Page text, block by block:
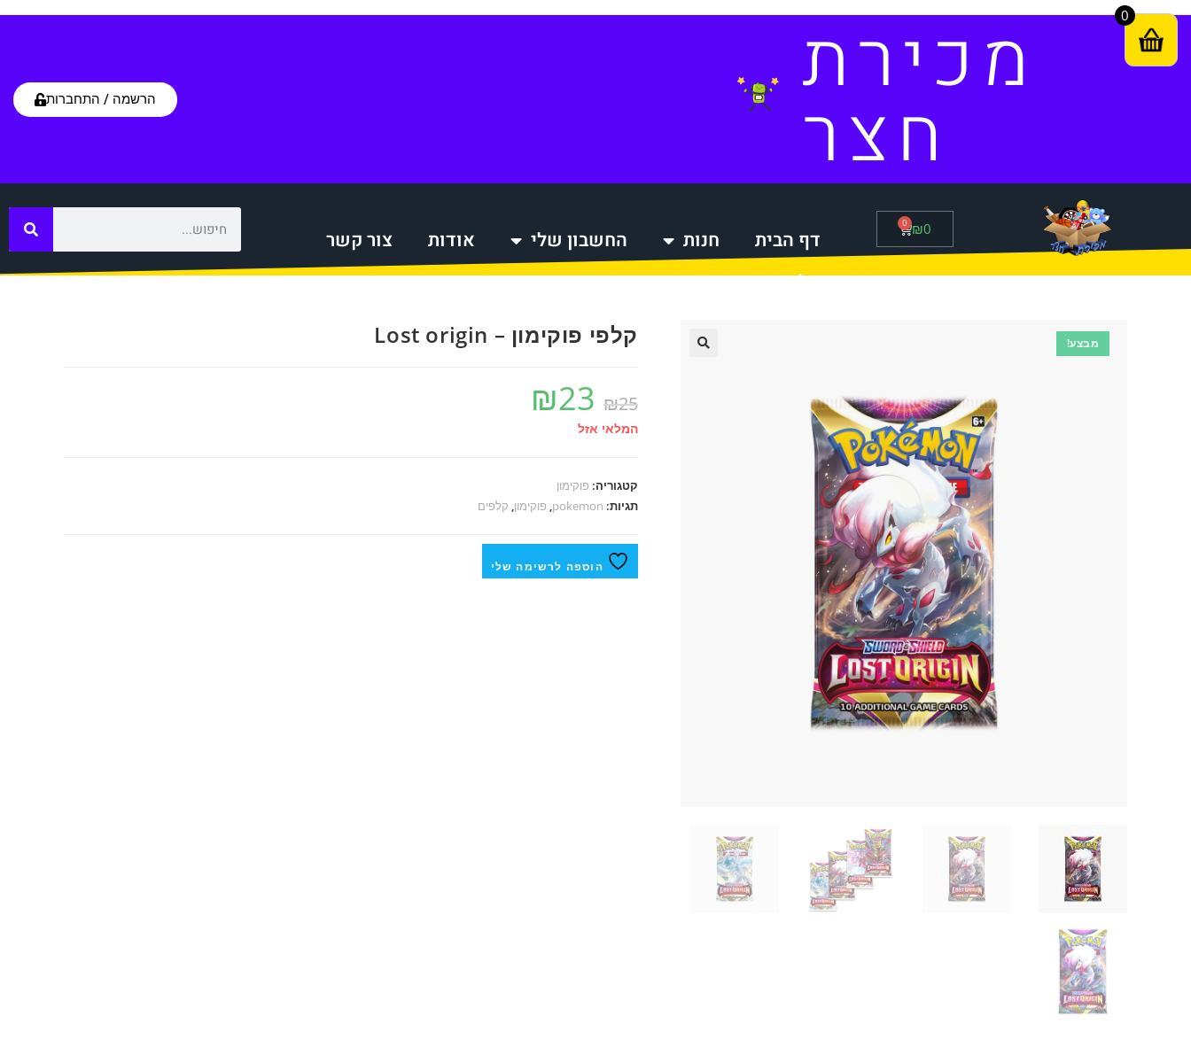
מכירת
חצר הרשמה / התחברות
₪0
0
דף הבית חנות החשבון שלי אודות
צור קשר
סל הקניות
מבצע! קלפי פוקימון – Lost origin
₪25
₪23
המלאי אזל
קטגוריה: פוקימון
תגיות: pokemon
, פוקימון, קלפים
הוספה לרשימה שלי
0